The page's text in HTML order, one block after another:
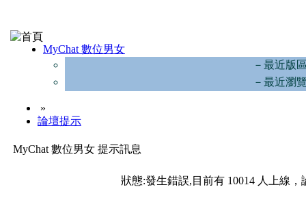
MyChat 數位男女
－最近版
－最近瀏
»
論壇提示
MyChat 數位男女 提示訊息
狀態:發生錯誤,目前有 10014 人上線